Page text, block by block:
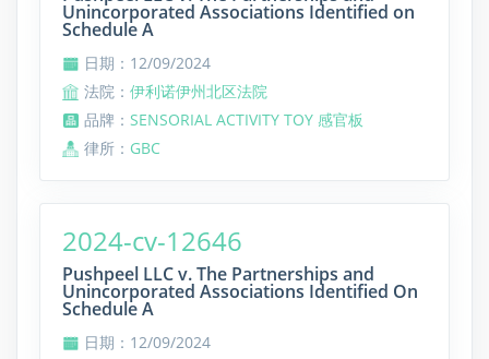
Unincorporated Associations Identified on
Schedule A
日期：12/09/2024
法院： 伊利诺伊州北区法院
品牌： SENSORIAL ACTIVITY TOY 感官板
律所： GBC
2024-cv-12646
Pushpeel LLC v. The Partnerships and
Unincorporated Associations Identified On
Schedule A
日期：12/09/2024